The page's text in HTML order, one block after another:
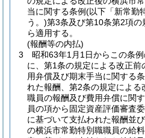
当に関する条例(以下「新常勤
う。)第3条及び第10条第2項
ら適用する。
(報酬等の内払)
3
昭和63年1月1日からこの条
に、第1条の規定による改正
用弁償及び期末手当に関する
れた報酬、第2条の規定によ
職員の報酬及び費用弁償に関
員の項から固定資産評価審査
に基づいて支払われた報酬並
の横浜市常勤特別職職員の給